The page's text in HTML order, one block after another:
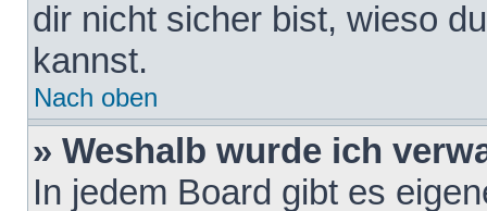
dir nicht sicher bist, wieso
kannst.
Nach oben
» Weshalb wurde ich
In jedem Board gibt es